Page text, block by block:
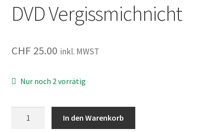
DVD Vergissmichnicht
CHF25.00 inkl. MWST
Nur noch 2 vorrätig
In den Warenkorb